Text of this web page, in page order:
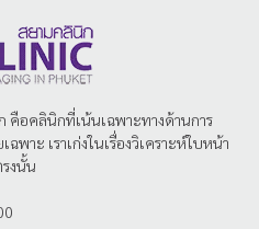
คือคลินิกที่เน้นเฉพาะทางด้านการ
พาะ เราเก่งในเรื่องวิเคราะห์ใบหน้า
งนั้น